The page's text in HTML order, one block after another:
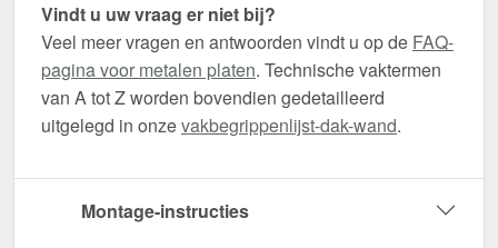
Vindt u uw vraag er niet bij?
Veel meer vragen en antwoorden vindt u op de FAQ-
pagina voor metalen platen. Technische vaktermen
van A tot Z worden bovendien gedetailleerd
uitgelegd in onzevakbegrippenlijst-dak-wand.
Montage-instructies